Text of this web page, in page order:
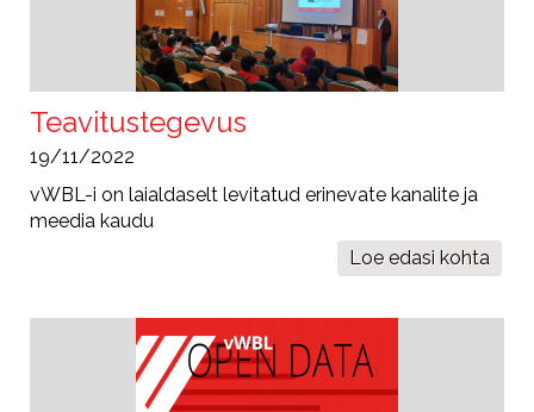
Teavitustegevus
19/11/2022
vWBL-i on laialdaselt levitatud erinevate kanalite ja
meedia kaudu
Loe edasi kohta